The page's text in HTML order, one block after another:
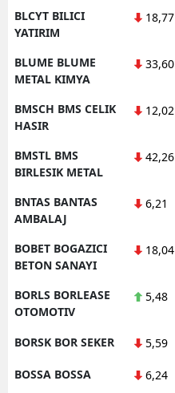
BLCYT BILICI
YATIRIM
18,77
BLUME BLUME
METAL KIMYA
33,60
BMSCH BMS CELIK
HASIR
12,02
BMSTL BMS
BIRLESIK METAL
42,26
BNTAS BANTAS
AMBALAJ
6,21
BOBET BOGAZICI
BETON SANAYI
18,04
BORLS BORLEASE
OTOMOTIV
5,48
BORSK BOR SEKER 5,59
BOSSA BOSSA 6,24